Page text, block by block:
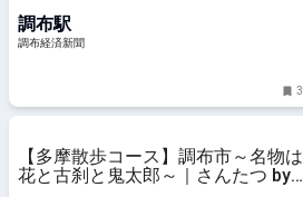
調布駅
調布経済新聞
3
【多摩散歩コース】調布市～名物は
花と古刹と鬼太郎～｜さんたつ by